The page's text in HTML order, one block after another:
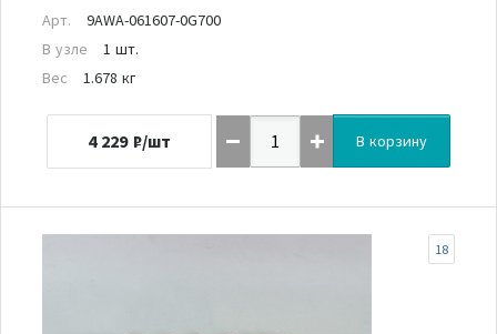
Арт.
9AWA-061607-0G700
В узле
1 шт.
Вес
1.678 кг
4 229 ₽/шт В корзину
18